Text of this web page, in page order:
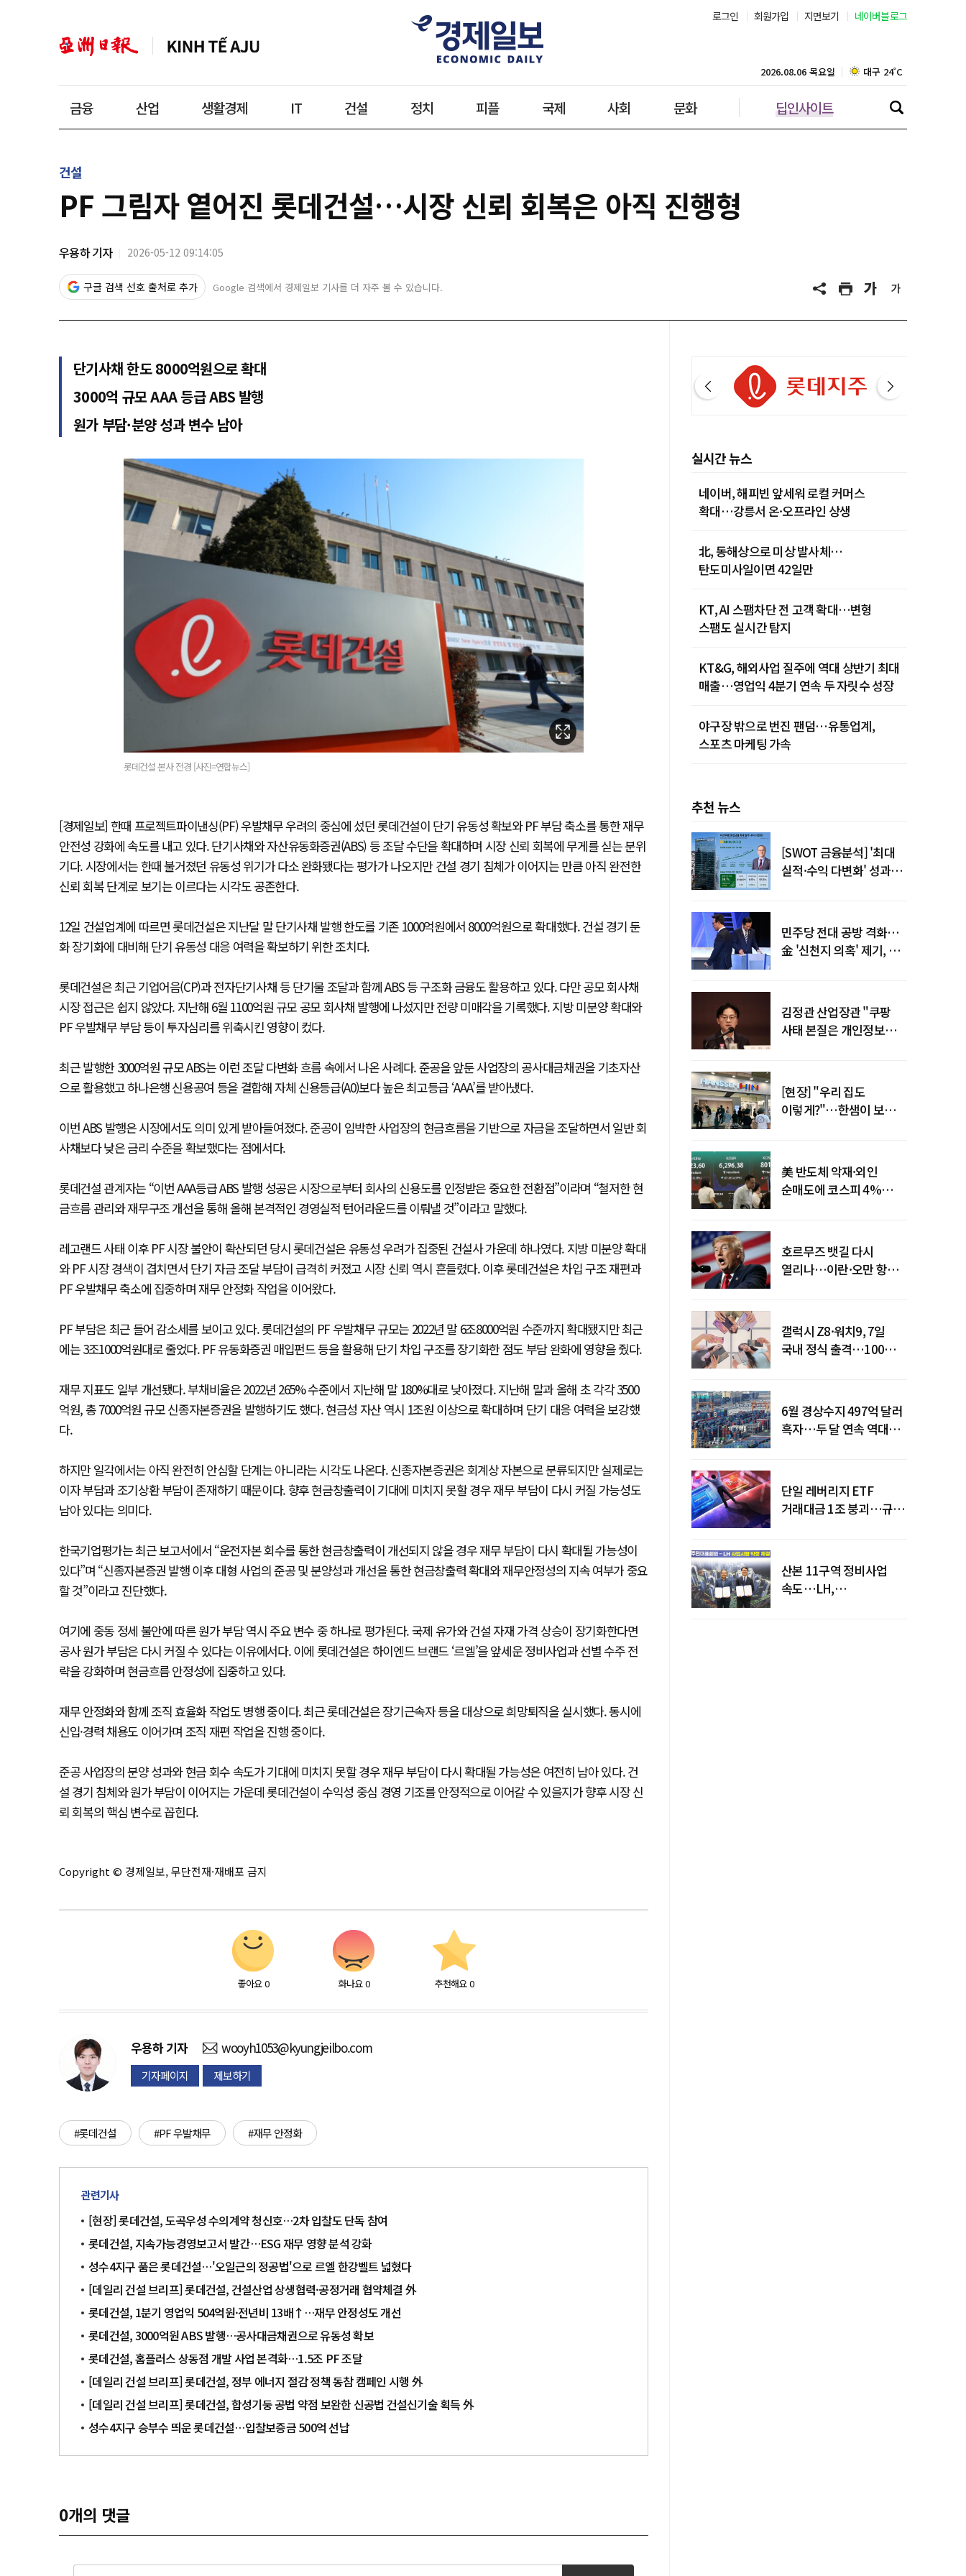
로그인 회원가입 지면보기 네이버블로그
금융 산업 생활경제 IT 건설 정치 피플 국제 사회 문화 딥인사이트
2026.08.06 목요일 대구 24˚C
인천 28˚C
제주 28˚C
건설
PF 그림자 옅어진 롯데건설…시장 신뢰 회복은 아직 진행형
우용하 기자 2026-05-12 09:14:05
구글 검색 선호 출처로 추가 Google 검색에서 경제일보 기사를 더 자주 볼 수 있습니다.
단기사채 한도 8000억원으로 확대
3000억 규모 AAA 등급 ABS 발행
원가 부담·분양 성과 변수 남아
롯데건설 본사 전경 [사진=연합뉴스]
[경제일보] 한때 프로젝트파이낸싱(PF) 우발채무 우려의 중심에 섰던 롯데건설이 단기 유동성 확보와 PF 부담 축소를 통한 재무
안전성 강화에 속도를 내고 있다. 단기사채와 자산유동화증권(ABS) 등 조달 수단을 확대하며 시장 신뢰 회복에 무게를 싣는 분위
기다. 시장에서는 한때 불거졌던 유동성 위기가 다소 완화됐다는 평가가 나오지만 건설 경기 침체가 이어지는 만큼 아직 완전한
신뢰 회복 단계로 보기는 이르다는 시각도 공존한다.
12일 건설업계에 따르면 롯데건설은 지난달 말 단기사채 발행 한도를 기존 1000억원에서 8000억원으로 확대했다. 건설 경기 둔
화 장기화에 대비해 단기 유동성 대응 여력을 확보하기 위한 조치다.
롯데건설은 최근 기업어음(CP)과 전자단기사채 등 단기물 조달과 함께 ABS 등 구조화 금융도 활용하고 있다. 다만 공모 회사채
시장 접근은 쉽지 않았다. 지난해 6월 1100억원 규모 공모 회사채 발행에 나섰지만 전량 미매각을 기록했다. 지방 미분양 확대와
PF 우발채무 부담 등이 투자심리를 위축시킨 영향이 컸다.
최근 발행한 3000억원 규모 ABS는 이런 조달 다변화 흐름 속에서 나온 사례다. 준공을 앞둔 사업장의 공사대금채권을 기초자산
으로 활용했고 하나은행 신용공여 등을 결합해 자체 신용등급(A0)보다 높은 최고등급 ‘AAA’를 받아냈다.
이번 ABS 발행은 시장에서도 의미 있게 받아들여졌다. 준공이 임박한 사업장의 현금흐름을 기반으로 자금을 조달하면서 일반 회
사채보다 낮은 금리 수준을 확보했다는 점에서다.
롯데건설 관계자는 “이번 AAA등급 ABS 발행 성공은 시장으로부터 회사의 신용도를 인정받은 중요한 전환점”이라며 “철저한 현
금흐름 관리와 재무구조 개선을 통해 올해 본격적인 경영실적 턴어라운드를 이뤄낼 것”이라고 말했다.
레고랜드 사태 이후 PF 시장 불안이 확산되던 당시 롯데건설은 유동성 우려가 집중된 건설사 가운데 하나였다. 지방 미분양 확대
와 PF 시장 경색이 겹치면서 단기 자금 조달 부담이 급격히 커졌고 시장 신뢰 역시 흔들렸다. 이후 롯데건설은 차입 구조 재편과
PF 우발채무 축소에 집중하며 재무 안정화 작업을 이어왔다.
PF 부담은 최근 들어 감소세를 보이고 있다. 롯데건설의 PF 우발채무 규모는 2022년 말 6조8000억원 수준까지 확대됐지만 최근
에는 3조1000억원대로 줄었다. PF 유동화증권 매입펀드 등을 활용해 단기 차입 구조를 장기화한 점도 부담 완화에 영향을 줬다.
재무 지표도 일부 개선됐다. 부채비율은 2022년 265% 수준에서 지난해 말 180%대로 낮아졌다. 지난해 말과 올해 초 각각 3500
억원, 총 7000억원 규모 신종자본증권을 발행하기도 했다. 현금성 자산 역시 1조원 이상으로 확대하며 단기 대응 여력을 보강했
다.
하지만 일각에서는 아직 완전히 안심할 단계는 아니라는 시각도 나온다. 신종자본증권은 회계상 자본으로 분류되지만 실제로는
이자 부담과 조기상환 부담이 존재하기 때문이다. 향후 현금창출력이 기대에 미치지 못할 경우 재무 부담이 다시 커질 가능성도
남아 있다는 의미다.
한국기업평가는 최근 보고서에서 “운전자본 회수를 통한 현금창출력이 개선되지 않을 경우 재무 부담이 다시 확대될 가능성이
있다”며 “신종자본증권 발행 이후 대형 사업의 준공 및 분양성과 개선을 통한 현금창출력 확대와 재무안정성의 지속 여부가 중요
할 것”이라고 진단했다.
여기에 중동 정세 불안에 따른 원가 부담 역시 주요 변수 중 하나로 평가된다. 국제 유가와 건설 자재 가격 상승이 장기화한다면
공사 원가 부담은 다시 커질 수 있다는 이유에서다. 이에 롯데건설은 하이엔드 브랜드 ‘르엘’을 앞세운 정비사업과 선별 수주 전
략을 강화하며 현금흐름 안정성에 집중하고 있다.
재무 안정화와 함께 조직 효율화 작업도 병행 중이다. 최근 롯데건설은 장기근속자 등을 대상으로 희망퇴직을 실시했다. 동시에
신입·경력 채용도 이어가며 조직 재편 작업을 진행 중이다.
준공 사업장의 분양 성과와 현금 회수 속도가 기대에 미치지 못할 경우 재무 부담이 다시 확대될 가능성은 여전히 남아 있다. 건
설 경기 침체와 원가 부담이 이어지는 가운데 롯데건설이 수익성 중심 경영 기조를 안정적으로 이어갈 수 있을지가 향후 시장 신
뢰 회복의 핵심 변수로 꼽힌다.
Copyright © 경제일보, 무단전재·재배포 금지
좋아요 0 화나요 0 추천해요 0
우용하기자 wooyh1053@kyungjeilbo.com
기자페이지 제보하기
#롯데건설 #PF 우발채무 #재무 안정화
관련기사
[현장] 롯데건설, 도곡우성 수의계약 청신호…2차 입찰도 단독 참여
롯데건설, 지속가능경영보고서 발간…ESG 재무 영향 분석 강화
성수4지구 품은 롯데건설…'오일근의 정공법'으로 르엘 한강벨트 넓혔다
[데일리 건설 브리프] 롯데건설, 건설산업 상생협력·공정거래 협약체결 外
롯데건설, 1분기 영업익 504억원·전년비 13배↑…재무 안정성도 개선
롯데건설, 3000억원 ABS 발행…공사대금채권으로 유동성 확보
롯데건설, 홈플러스 상동점 개발 사업 본격화…1.5조 PF 조달
[데일리 건설 브리프] 롯데건설, 정부 에너지 절감 정책 동참 캠페인 시행 外
[데일리 건설 브리프] 롯데건설, 합성기둥 공법 약점 보완한 신공법 건설신기술 획득 外
성수4지구 승부수 띄운 롯데건설…입찰보증금 500억 선납
0개의 댓글
실시간 뉴스
네이버, 해피빈 앞세워 로컬 커머스
확대…강릉서 온·오프라인 상생
北, 동해상으로 미상 발사체…
탄도미사일이면 42일만
KT, AI 스팸차단 전 고객 확대…변형
스팸도 실시간 탐지
KT&G, 해외사업 질주에 역대 상반기 최대
매출…영업익 4분기 연속 두 자릿수 성장
야구장 밖으로 번진 팬덤…유통업계,
스포츠 마케팅 가속
추천 뉴스
[SWOT 금융분석] '최대
실적·수익 다변화' 성과…
민주당 전대 공방 격화…
金 '신천지 의혹' 제기, 鄭
김정관 산업장관 "쿠팡
사태 본질은 개인정보
[현장] "우리 집도
이렇게?"…한샘이 보여준
美 반도체 악재·외인
순매도에 코스피 4%
호르무즈 뱃길 다시
열리나…이란·오만 항로
갤럭시 Z8·워치9, 7일
국내 정식 출격…100개국
6월 경상수지 497억 달러
흑자…두 달 연속 역대
단일 레버리지 ETF
거래대금 1조 붕괴…규제
산본 11구역 정비사업
속도…LH,